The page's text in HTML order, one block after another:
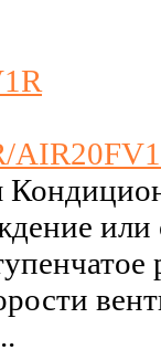
или